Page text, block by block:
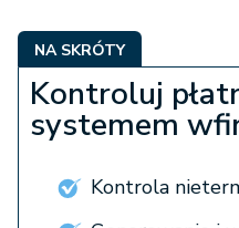
NA SKRÓTY
Kontroluj
systemem
Kontrola